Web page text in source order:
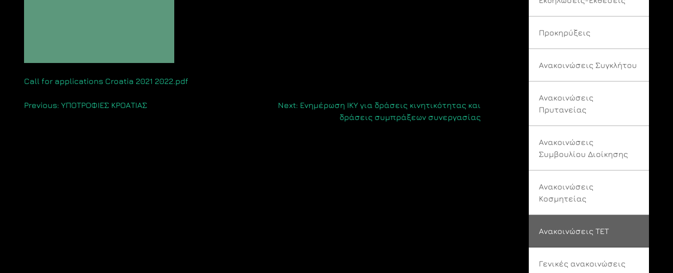
Call for applications Croatia 2021 2022.pdf
Πλοήγηση
Previous: ΥΠΟΤΡΟΦΙΕΣ ΚΡΟΑΤΙΑΣ Next: Ενημέρωση ΙΚΥ για δράσεις κινητικότητας και
δράσεις συμπράξεων συνεργασίας
Προκηρύξεις
Ανακοινώσεις Συγκλήτου
Ανακοινώσεις
Πρυτανείας
Ανακοινώσεις
Συμβουλίου Διοίκησης
Ανακοινώσεις
Κοσμητείας
Ανακοινώσεις ΤΕΤ
Γενικές ανακοινώσεις